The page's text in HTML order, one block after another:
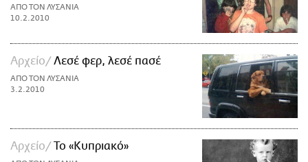
ΑΠΟ ΤΟΝ ΛΥΣΑΝΙΑ
10.2.2010
Αρχείο Λεσέ φερ, λεσέ πασέ
ΑΠΟ ΤΟΝ ΛΥΣΑΝΙΑ
3.2.2010
Αρχείο Το «Κυπριακό»